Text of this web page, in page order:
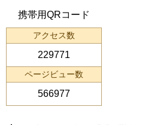
携帯用QRコード
アクセス数
229771
ページビュー数
566977